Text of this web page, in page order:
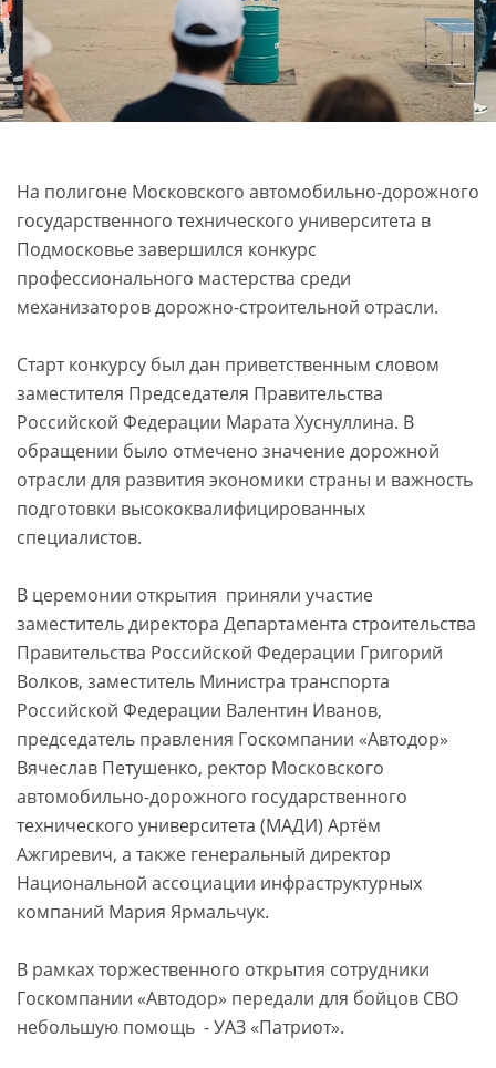
На полигоне Московского автомобильно-дорожного
государственного технического университета в
Подмосковье завершился конкурс
профессионального мастерства среди
механизаторов дорожно-строительной отрасли.
Старт конкурсу был дан приветственным словом
заместителя Председателя Правительства
Российской Федерации Марата Хуснуллина. В
обращении было отмечено значение дорожной
отрасли для развития экономики страны и важность
подготовки высококвалифицированных
специалистов.
В церемонии открытия приняли участие
заместитель директора Департамента строительства
Правительства Российской Федерации Григорий
Волков, заместитель Министра транспорта
Российской Федерации Валентин Иванов,
председатель правления Госкомпании «Автодор»
Вячеслав Петушенко, ректор Московского
автомобильно-дорожного государственного
технического университета (МАДИ) Артём
Ажгиревич, а также генеральный директор
Национальной ассоциации инфраструктурных
компаний Мария Ярмальчук.
В рамках торжественного открытия сотрудники
Госкомпании «Автодор» передали для бойцов СВО
небольшую помощь - УАЗ «Патриот».